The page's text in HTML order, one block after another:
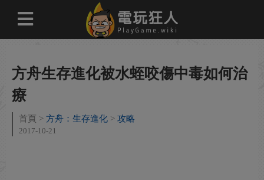
方舟生存進化被水蛭咬傷中毒如何治
療
首頁 方舟：生存進化 攻略
2017-10-21